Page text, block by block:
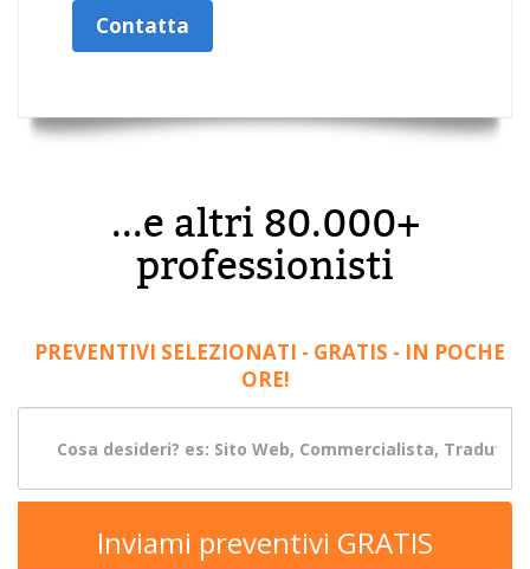
Contatta
...e altri 80.000+
professionisti
PREVENTIVI SELEZIONATI - GRATIS - IN POCHE
ORE!
Inviami preventivi GRATIS